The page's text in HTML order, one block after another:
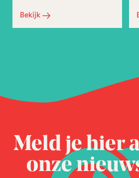
Bekijk
Meld je hier
onze